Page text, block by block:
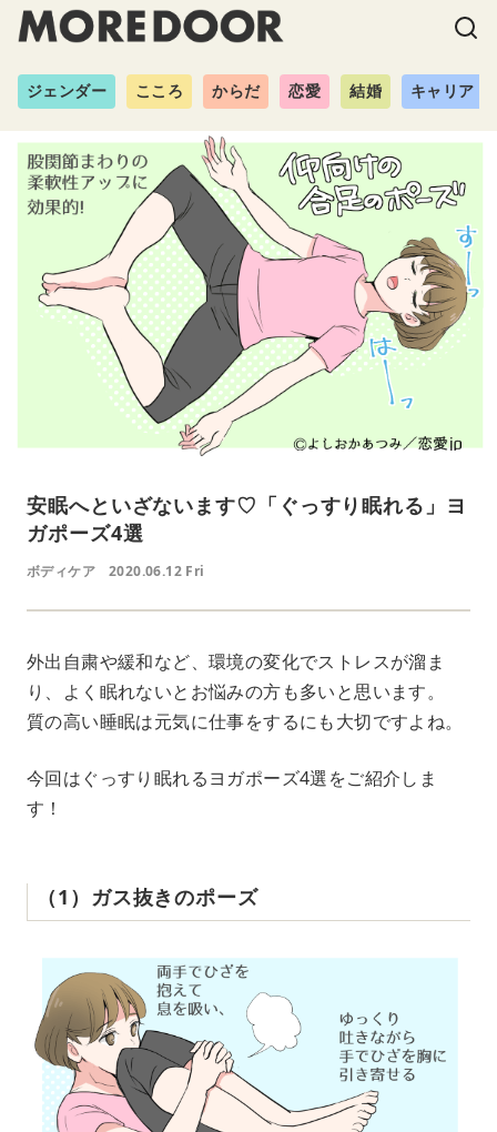
ジェンダー こころ からだ 恋愛 結婚 キャリア
安眠へといざないます♡「ぐっすり眠れる」ヨ
ガポーズ4選
ボディケア 2020.06.12 Fri
外出自粛や緩和など、環境の変化でストレスが溜ま
り、よく眠れないとお悩みの方も多いと思います。
質の高い睡眠は元気に仕事をするにも大切ですよね。
今回はぐっすり眠れるヨガポーズ4選をご紹介しま
す！
（1）ガス抜きのポーズ